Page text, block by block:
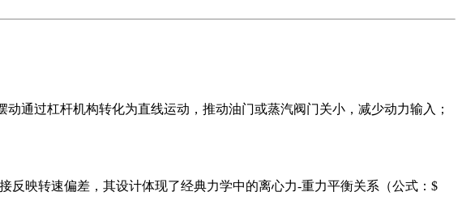
通过杠杆机构转化为直线运动，推动油门或蒸汽阀门关小，减少动力输入；
映转速偏差，其设计体现了经典力学中的离心力-重力平衡关系（公式：$